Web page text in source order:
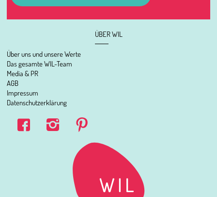
ÜBER WIL
Über uns und unsere Werte
Das gesamte WIL-Team
Media & PR
AGB
Impressum
Datenschutzerklärung